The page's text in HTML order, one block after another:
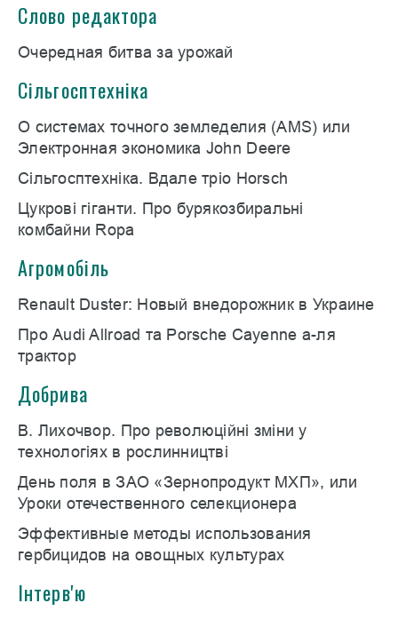
Слово редактора
Очередная битва за урожай
Сільгосптехніка
О системах точного земледелия (AMS) или
Электронная экономика John Deere
Сільгосптехніка. Вдале тріо Horsch
Цукрові гіганти. Про бурякозбиральні
комбайни Ropa
Агромобіль
Renault Duster: Новый внедорожник в Украине
Про Audi Allroad та Porsche Cayenne а-ля
трактор
Добрива
В. Лихочвор. Про революційні зміни у
технологіях в рослинництві
День поля в ЗАО «Зернопродукт МХП», или
Уроки отечественного селекционера
Эффективные методы использования
гербицидов на овощных культурах
Інтерв'ю